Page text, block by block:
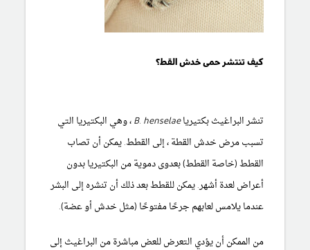
كيف تنتشر حمى خدش القط؟
تنشر البراغيث بكتيرياB. henselae، وهي البكتيريا التي
تسبب مرض خدش القطة ، إلى القطط. يمكن أن تصاب
القطط (خاصة القطط) بعدوى دموية من البكتيريا بدون
أعراض لعدة أشهر. يمكن للقطط بعد ذلك أن تنشره إلى البشر
عندما يلامس لعابهم جرحًا مفتوحًا (مثل خدش أو عضة).
من الممكن أن يؤدي التعرض للعض مباشرة من البراغيث إلى